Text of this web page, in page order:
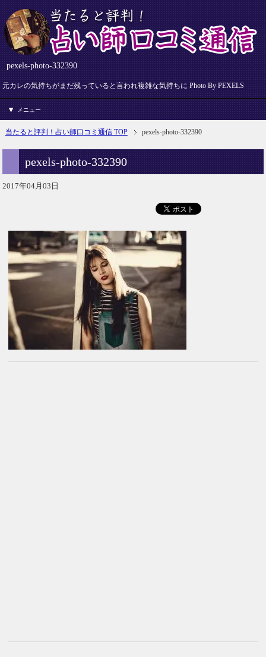
pexels-photo-332390
元カレの気持ちがまだ残っていると言われ複雑な気持ちに Photo By PEXELS
メニュー
当たると評判！占い師口コミ通信 TOP pexels-photo-332390
pexels-photo-332390
2017年04月03日